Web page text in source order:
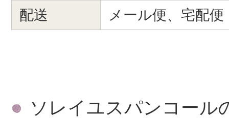
配送
メール便、宅配便
ソレイユスパンコール